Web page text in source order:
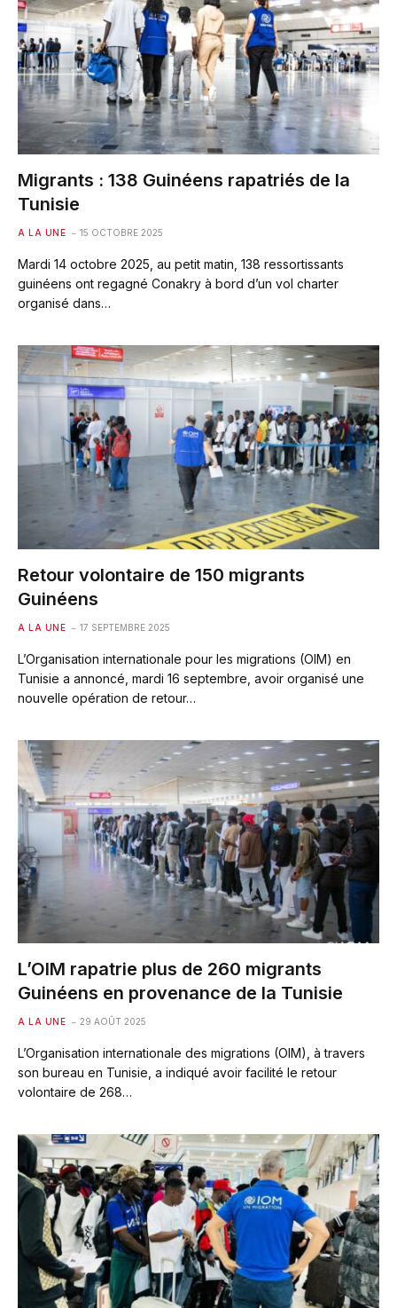
Migrants : 138 Guinéens rapatriés de la
Tunisie
A LA UNE 15 OCTOBRE 2025
Mardi 14 octobre 2025, au petit matin, 138 ressortissants
guinéens ont regagné Conakry à bord d’un vol charter
organisé dans…
Retour volontaire de 150 migrants
Guinéens
A LA UNE 17 SEPTEMBRE 2025
L’Organisation internationale pour les migrations (OIM) en
Tunisie a annoncé, mardi 16 septembre, avoir organisé une
nouvelle opération de retour…
L’OIM rapatrie plus de 260 migrants
Guinéens en provenance de la Tunisie
A LA UNE 29 AOÛT 2025
L’Organisation internationale des migrations (OIM), à travers
son bureau en Tunisie, a indiqué avoir facilité le retour
volontaire de 268…